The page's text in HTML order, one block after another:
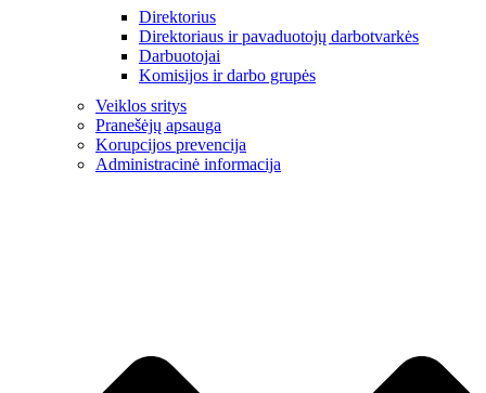
Direktorius
Direktoriaus ir pavaduotojų darbotvarkės
Darbuotojai
Komisijos ir darbo grupės
Veiklos sritys
Pranešėjų apsauga
Korupcijos prevencija
Administracinė informacija